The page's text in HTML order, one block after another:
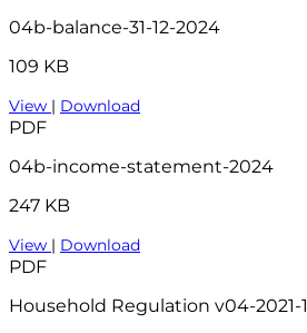
04b-balance-31-12-2024
109 KB
View | Download
PDF
04b-income-statement-2024
247 KB
View | Download
PDF
Household Regulation v04-2021-1